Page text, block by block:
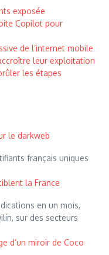
exposée
Copilot pour
de l’internet mobile
leur exploitation
les étapes
le darkweb
français uniques
la France
en un mois,
sur des secteurs
d’un miroir de Coco